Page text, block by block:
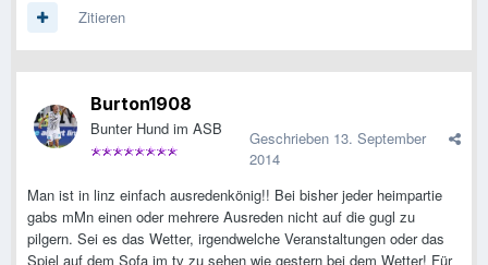
Zitieren
Burton1908
Bunter Hund im ASB Geschrieben 13. September
2014
Man ist in linz einfach ausredenkönig!! Bei bisher jeder heimpartie
gabs mMn einen oder mehrere Ausreden nicht auf die gugl zu
pilgern. Sei es das Wetter, irgendwelche Veranstaltungen oder das
Spiel auf dem Sofa im tv zu sehen wie gestern bei dem Wetter! Für